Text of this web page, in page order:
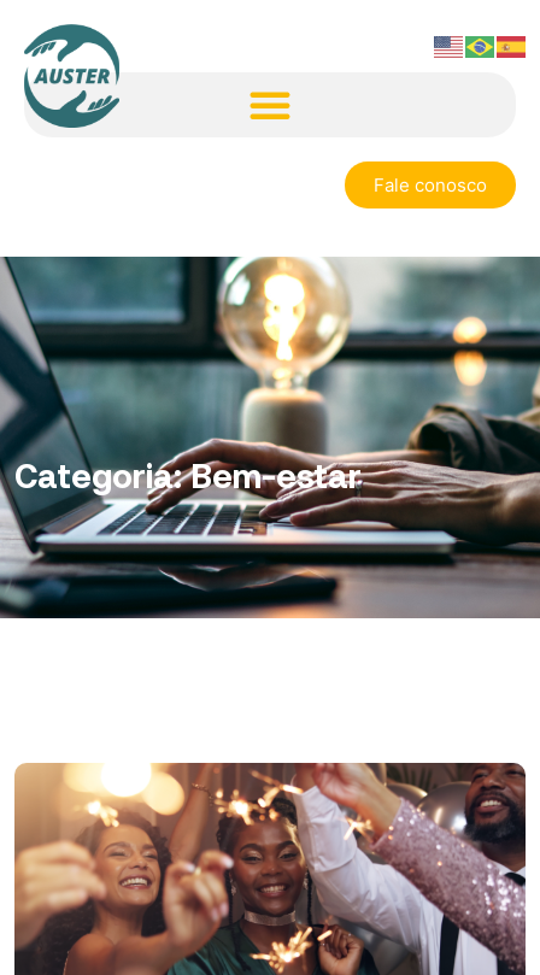
Fale conosco
Categoria:Bem-estar